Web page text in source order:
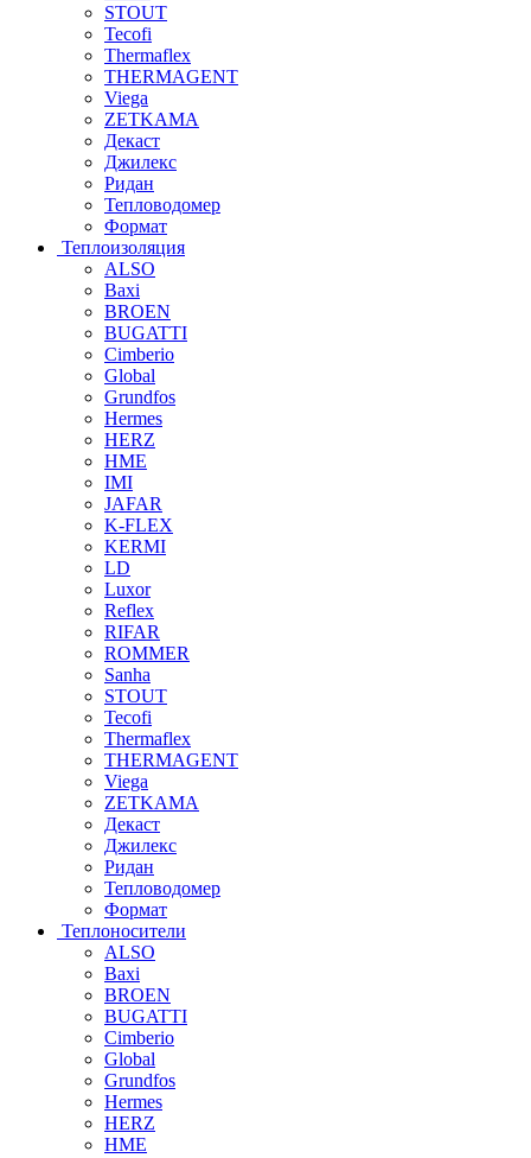
STOUT
Tecofi
Thermaflex
THERMAGENT
Viega
ZETKAMA
Декаст
Джилекс
Ридан
Тепловодомер
Формат
Теплоизоляция
ALSO
Baxi
BROEN
BUGATTI
Cimberio
Global
Grundfos
Hermes
HERZ
HME
IMI
JAFAR
K-FLEX
KERMI
LD
Luxor
Reflex
RIFAR
ROMMER
Sanha
STOUT
Tecofi
Thermaflex
THERMAGENT
Viega
ZETKAMA
Декаст
Джилекс
Ридан
Тепловодомер
Формат
Теплоносители
ALSO
Baxi
BROEN
BUGATTI
Cimberio
Global
Grundfos
Hermes
HERZ
HME